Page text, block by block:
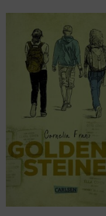
Franz, Cornelia
Goldene Steine